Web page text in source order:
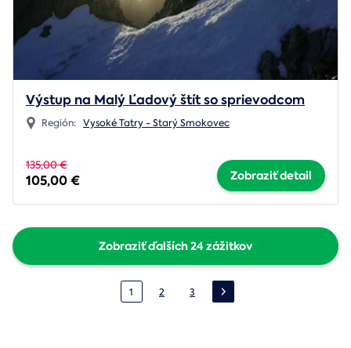
Výstup na Malý Ľadový štít so sprievodcom
Región: Vysoké Tatry - Starý Smokovec
135,00 €
105,00 € Zobraziť detail
Zobraziť ďalších 24 zážitkov
1 2 3